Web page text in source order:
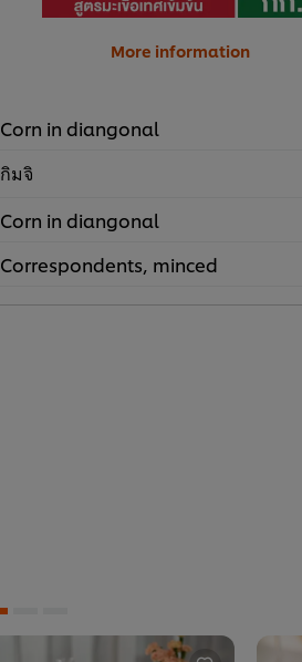
More information
Corn in diangonal
กิมจิ
Corn in diangonal
Correspondents, minced